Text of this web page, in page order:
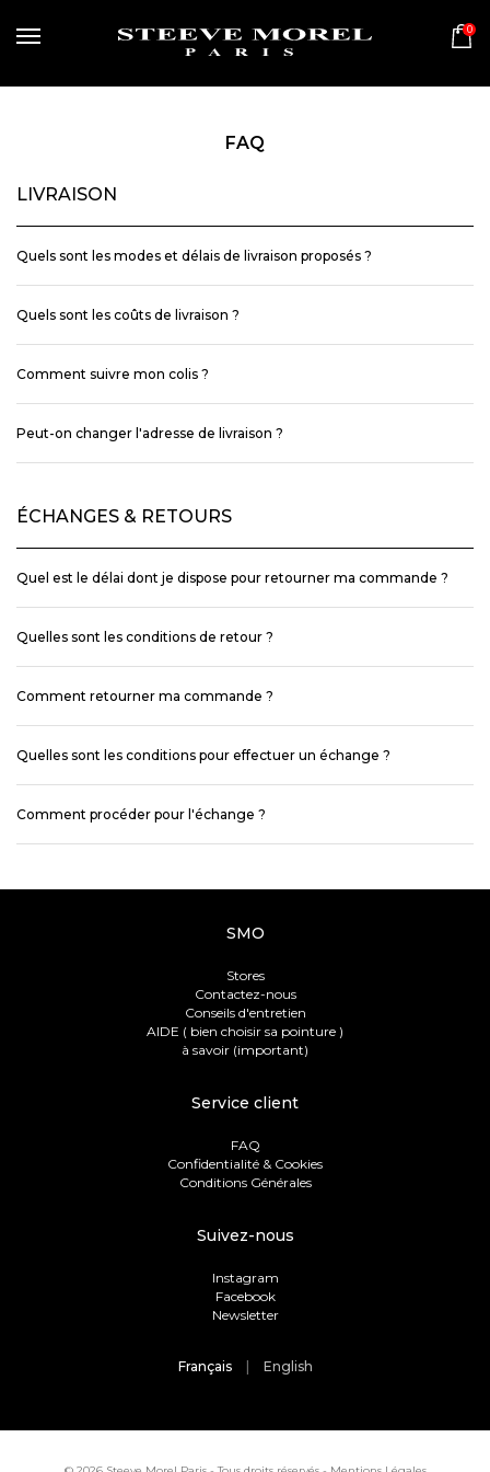
MENU 0
FAQ
LIVRAISON
Quels sont les modes et délais de livraison proposés ?
Quels sont les coûts de livraison ?
Comment suivre mon colis ?
Peut-on changer l'adresse de livraison ?
ÉCHANGES & RETOURS
Quel est le délai dont je dispose pour retourner ma commande ?
Quelles sont les conditions de retour ?
Comment retourner ma commande ?
Quelles sont les conditions pour effectuer un échange ?
Comment procéder pour l'échange ?
SMO
Stores
Contactez-nous
Conseils d'entretien
AIDE ( bien choisir sa pointure )
à savoir (important)
Service client
FAQ
Confidentialité & Cookies
Conditions Générales
Suivez-nous
Instagram
Facebook
Newsletter
Français English